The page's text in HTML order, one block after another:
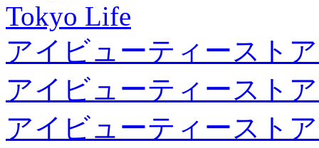
Tokyo Life
アイビューティースト
アイビューティースト
アイビューティースト